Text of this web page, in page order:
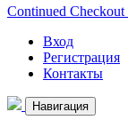
Continued Checkout
Вход
Регистрация
Контакты
Навигация